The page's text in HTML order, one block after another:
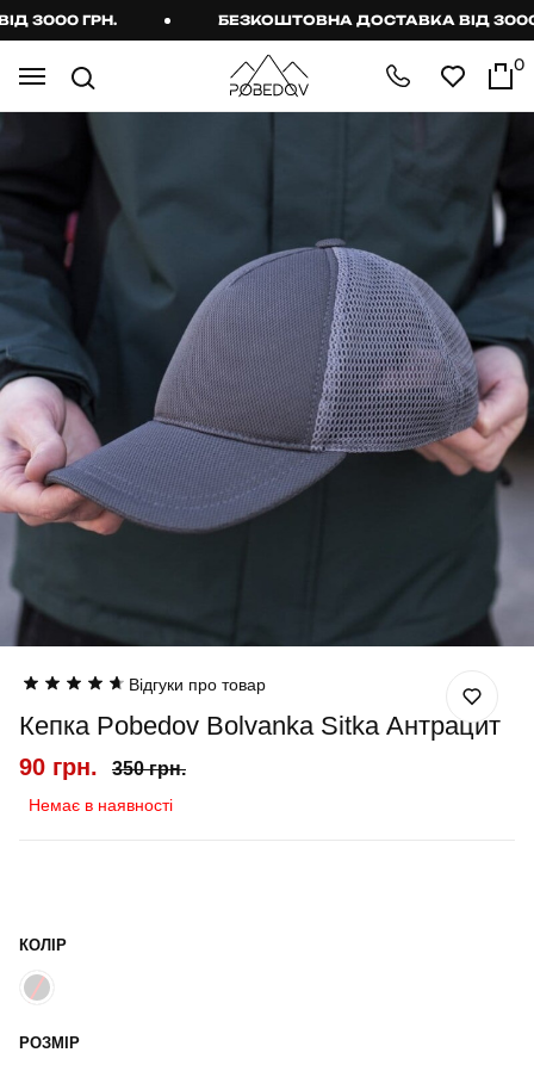
ГРН. БЕЗКОШТОВНА ДОСТАВКА ВІД 3000
0
Відгуки про товар
Кепка Pobedov Bolvanka Sitka Антрацит
90 грн. 350 грн.
Немає в наявності
КОЛІР
РОЗМІР